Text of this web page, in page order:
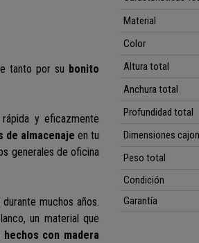
tanto por su bonito
y eficazmente
de almacenaje en tu
generales de oficina
muchos años.
un material que
con madera
Material
Color
Altura total
Anchura total
Profundidad total
Dimensiones
Peso total
Condición
Garantía